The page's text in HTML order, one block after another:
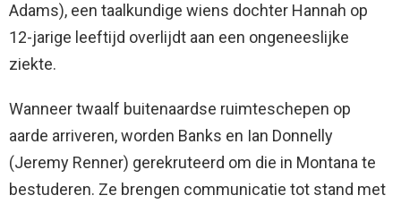
Adams), een taalkundige wiens dochter Hannah op
12-jarige leeftijd overlijdt aan een ongeneeslijke
ziekte.
Wanneer twaalf buitenaardse ruimteschepen op
aarde arriveren, worden Banks en Ian Donnelly
(Jeremy Renner) gerekruteerd om die in Montana te
bestuderen. Ze brengen communicatie tot stand met